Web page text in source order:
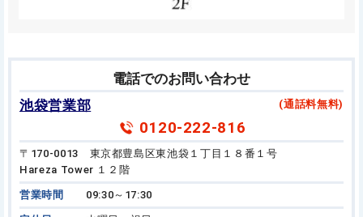
電話でのお問い合わせ
池袋営業部
(通話料無料)
0120-222-816
〒170-0013 東京都豊島区東池袋１丁目１８番１号
Hareza Tower １２階
営業時間 09:30～17:30